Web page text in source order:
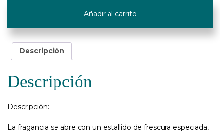
Berger
Añadir al carrito
Descripción
Descripción
Descripción:
La fragancia se abre con un estallido de frescura especiada,